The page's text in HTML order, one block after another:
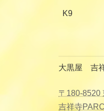
K9
大黒屋 吉
〒180-8520
吉祥寺